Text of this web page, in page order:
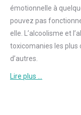
émotionnelle à
pouvez pas
elle. L’alcoolisme et
toxicomanies les plus
d’autres.
Lire plus …